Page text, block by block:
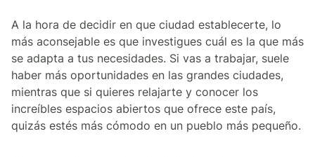
A la hora de decidir en que ciudad establecerte, lo
más aconsejable es que investigues cuál es la que más
se adapta a tus necesidades. Si vas a trabajar, suele
haber más oportunidades en las grandes ciudades,
mientras que si quieres relajarte y conocer los
increíbles espacios abiertos que ofrece este país,
quizás estés más cómodo en un pueblo más pequeño.